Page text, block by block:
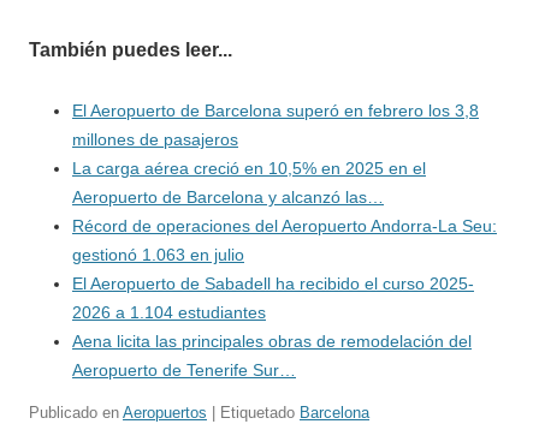
También puedes leer...
El Aeropuerto de Barcelona superó en febrero los 3,8
millones de pasajeros
La carga aérea creció en 10,5% en 2025 en el
Aeropuerto de Barcelona y alcanzó las…
Récord de operaciones del Aeropuerto Andorra-La Seu:
gestionó 1.063 en julio
El Aeropuerto de Sabadell ha recibido el curso 2025-
2026 a 1.104 estudiantes
Aena licita las principales obras de remodelación del
Aeropuerto de Tenerife Sur…
Publicado en Aeropuertos | Etiquetado Barcelona